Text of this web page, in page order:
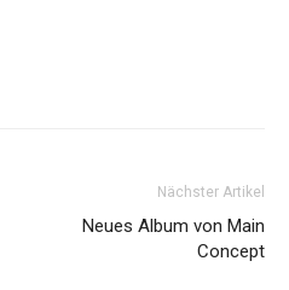
Nächster Artikel
Neues Album von Main
Concept